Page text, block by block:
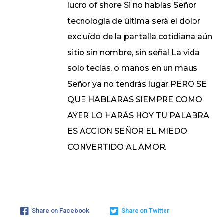
lucro of shore Si no hablas Señor
tecnología de última será el dolor
excluído de la pantalla cotidiana aún
sitio sin nombre, sin señal La vida
solo teclas, o manos en un maus
Señor ya no tendrás lugar PERO SE
QUE HABLARAS SIEMPRE COMO
AYER LO HARÁS HOY TU PALABRA
ES ACCION SEÑOR EL MIEDO
CONVERTIDO AL AMOR.
Share on Facebook Share on Twitter